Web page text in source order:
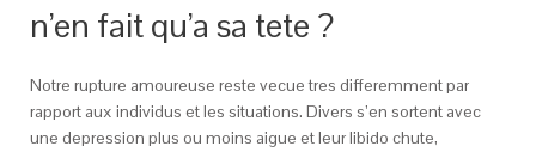
n’en fait qu’a sa tete ?
Notre rupture amoureuse reste vecue tres differemment par
rapport aux individus et les situations. Divers s’en sortent avec
une depression plus ou moins aigue et leur libido chute,